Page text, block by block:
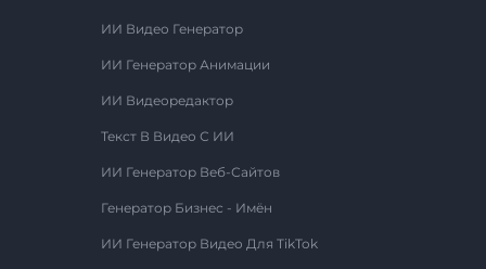
ИИ Видео Генератор
ИИ Генератор Анимации
ИИ Видеоредактор
Текст В Видео С ИИ
ИИ Генератор Веб-Сайтов
Генератор Бизнес - Имён
ИИ Генератор Видео Для TikTok